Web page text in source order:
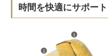
時間を快適にサポート